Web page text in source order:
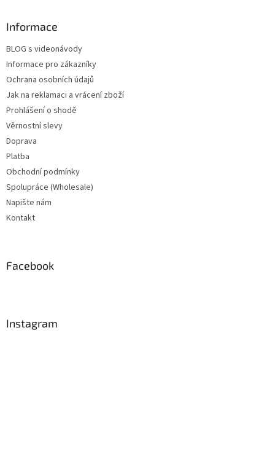
Informace
BLOG s videonávody
Informace pro zákazníky
Ochrana osobních údajů
Jak na reklamaci a vrácení zboží
Prohlášení o shodě
Věrnostní slevy
Doprava
Platba
Obchodní podmínky
Spolupráce (Wholesale)
Napište nám
Kontakt
Facebook
Instagram